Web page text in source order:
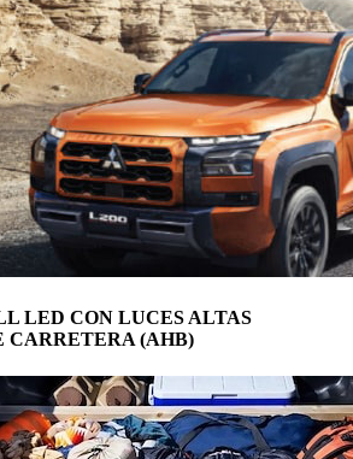
LED CON LUCES ALTAS
CARRETERA (AHB)